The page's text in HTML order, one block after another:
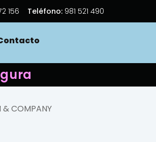
156 Teléfono: 981 521 490
& COMPANY